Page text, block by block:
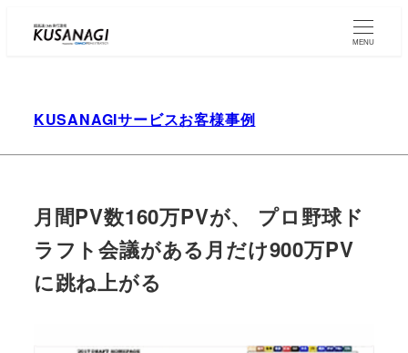
Skip
MENU
KUSANAGIサービスお客様事例
月間PV数160万PVが、 プロ野球ド
ラフト会議がある月だけ900万PV
に跳ね上がる